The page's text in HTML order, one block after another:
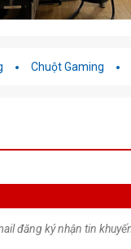
Chuột Gaming